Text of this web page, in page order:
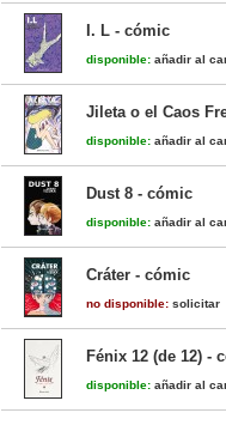
I. L - cómic
disponible: añadir al
Jileta o el Caos
disponible: añadir al
Dust 8 - cómic
disponible: añadir al
Cráter - cómic
no disponible: solicitar
Fénix 12 (de 12) -
disponible: añadir al